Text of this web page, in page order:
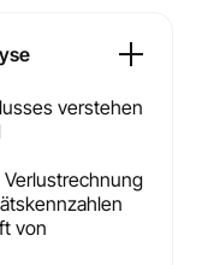
verstehen
von